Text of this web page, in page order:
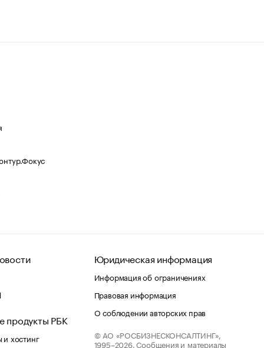
продукты РБК
хостинг
Юридическая информация
Информация об ограничениях
Правовая информация
О соблюдении авторских прав
© АО «РОСБИЗНЕСКОНСАЛТИНГ»,
1995–2026. Сообщения и материалы